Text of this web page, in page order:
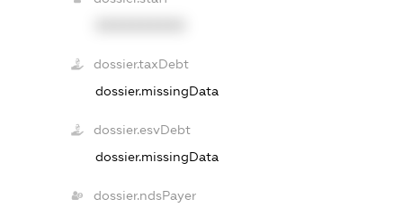
dossier.taxDebt
dossier.missingData
dossier.esvDebt
dossier.missingData
dossier.ndsPayer